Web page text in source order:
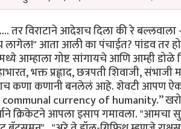
तर विराटाने आदेशच दिला की रे
लागेल!" आता आली का पंचाईत? पांडव तर
आम्हाला गोष्ट सांगायचे आणि आम्ही
भक्त प्रह्लाद, छत्रपती शिवाजी,
कणा कणानी बनलेलं आहे. शेवटी आपण
currency of humanity.”
क्रिकेटने आपला इसाप गमावला.